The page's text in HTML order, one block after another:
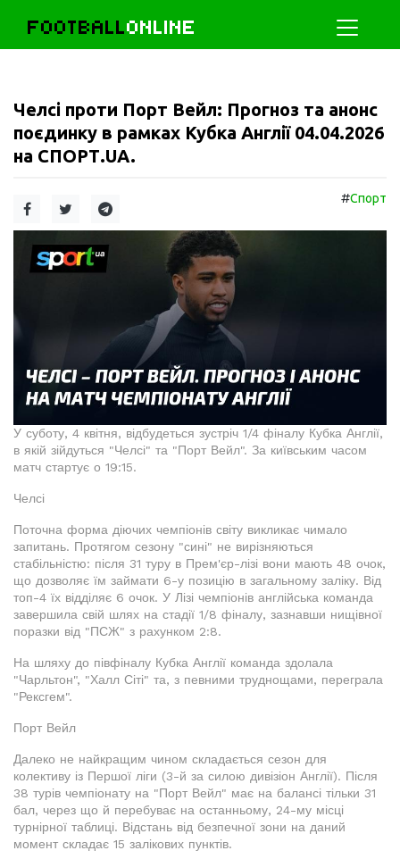
FOOTBALLONLINE
Челсі проти Порт Вейл: Прогноз та анонс
поєдинку в рамках Кубка Англії 04.04.2026
на СПОРТ.UA.
#Спорт
У суботу, 4 квітня, відбудеться зустріч 1/4 фіналу Кубка Англії,
в якій зійдуться "Челсі" та "Порт Вейл". За київським часом
матч стартує о 19:15.
Челсі
Поточна форма діючих чемпіонів світу викликає чимало
запитань. Протягом сезону "сині" не вирізняються
стабільністю: після 31 туру в Прем'єр-лізі вони мають 48 очок,
що дозволяє їм займати 6-у позицію в загальному заліку. Від
топ-4 їх відділяє 6 очок. У Лізі чемпіонів англійська команда
завершила свій шлях на стадії 1/8 фіналу, зазнавши нищівної
поразки від "ПСЖ" з рахунком 2:8.
На шляху до півфіналу Кубка Англії команда здолала
"Чарльтон", "Халл Сіті" та, з певними труднощами, переграла
"Рексгем".
Порт Вейл
Далеко не найкращим чином складається сезон для
колективу із Першої ліги (3-й за силою дивізіон Англії). Після
38 турів чемпіонату на "Порт Вейл" має на балансі тільки 31
бал, через що й перебуває на останньому, 24-му місці
турнірної таблиці. Відстань від безпечної зони на даний
момент складає 15 залікових пунктів.